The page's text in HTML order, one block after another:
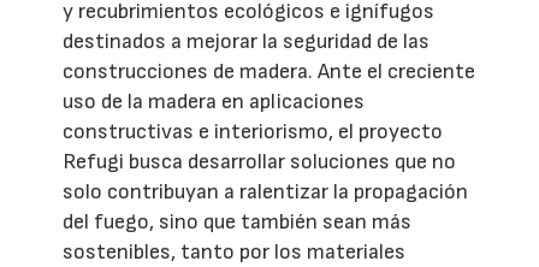
y recubrimientos ecológicos e ignífugos
destinados a mejorar la seguridad de las
construcciones de madera. Ante el creciente
uso de la madera en aplicaciones
constructivas e interiorismo, el proyecto
Refugi busca desarrollar soluciones que no
solo contribuyan a ralentizar la propagación
del fuego, sino que también sean más
sostenibles, tanto por los materiales